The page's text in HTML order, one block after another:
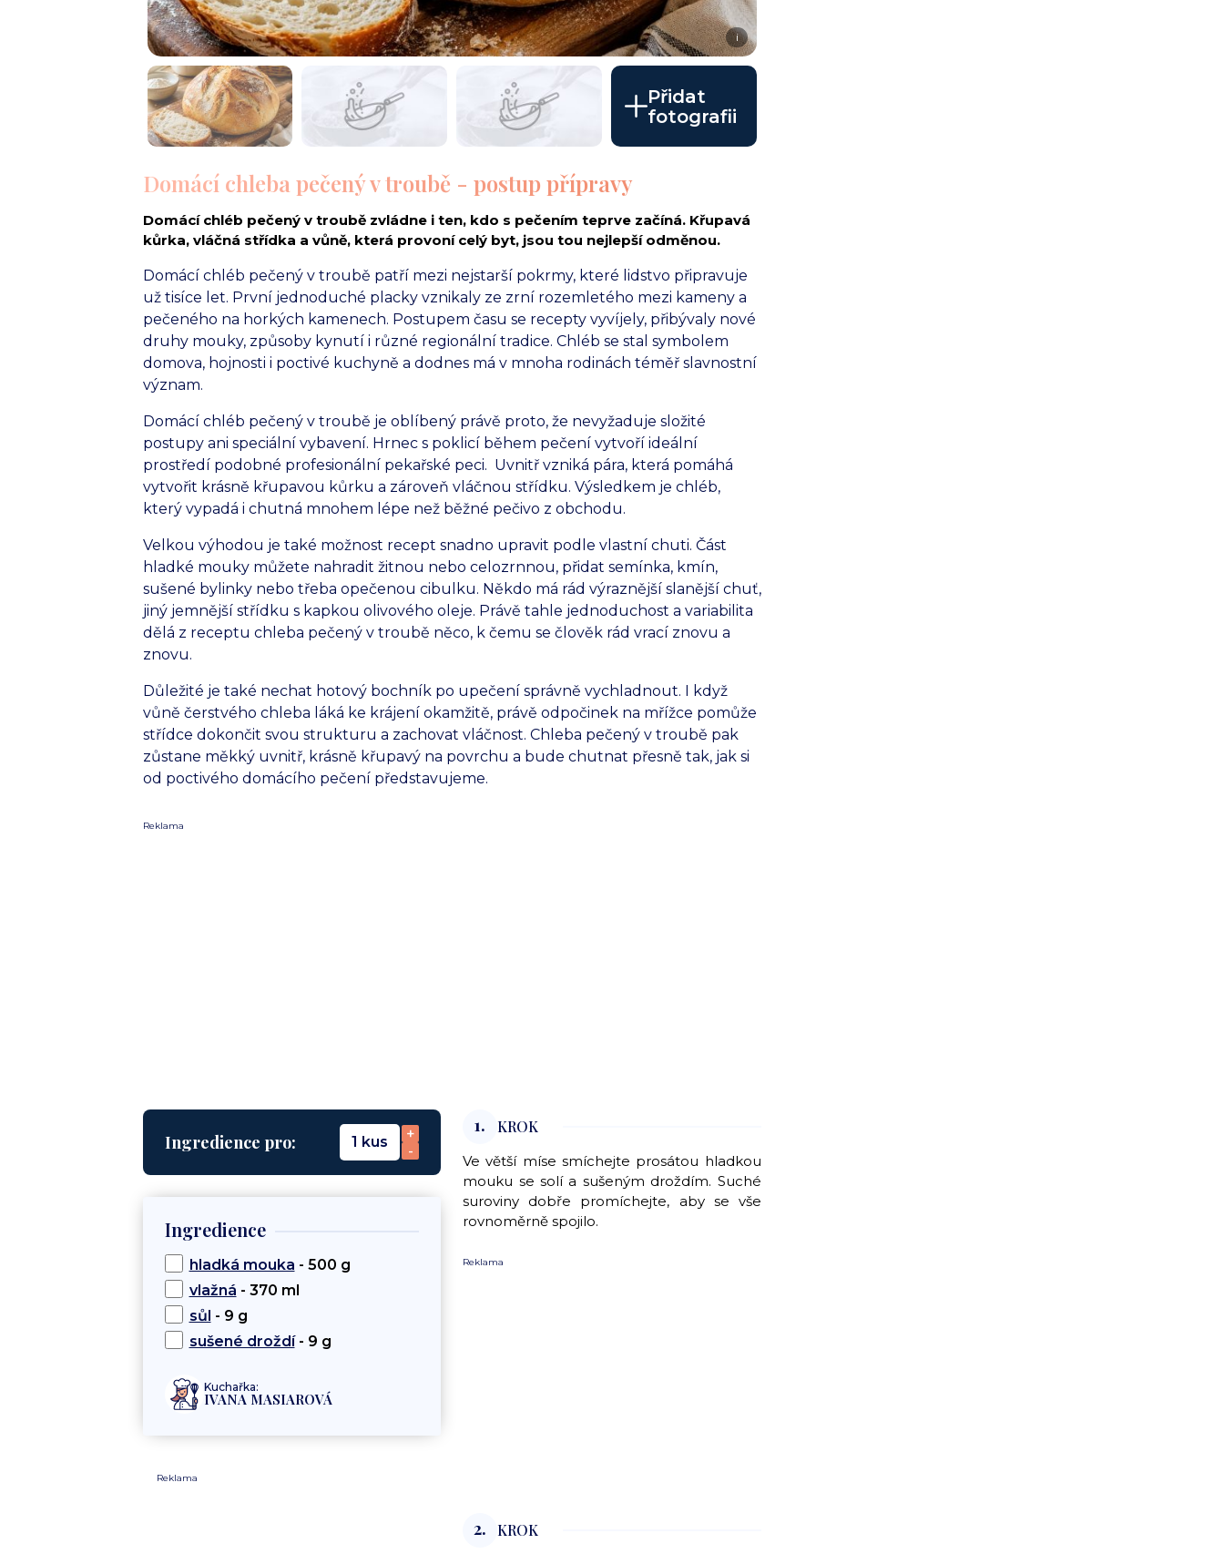
i
Přidat
fotografii
Domácí chleba pečený v troubě - postup přípravy
Domácí chléb pečený v troubě zvládne i ten, kdo s pečením teprve začíná. Křupavá
kůrka, vláčná střídka a vůně, která provoní celý byt, jsou tou nejlepší odměnou.
Domácí chléb pečený v troubě patří mezi nejstarší pokrmy, které lidstvo připravuje
už tisíce let. První jednoduché placky vznikaly ze zrní rozemletého mezi kameny a
pečeného na horkých kamenech. Postupem času se recepty vyvíjely, přibývaly nové
druhy mouky, způsoby kynutí i různé regionální tradice. Chléb se stal symbolem
domova, hojnosti i poctivé kuchyně a dodnes má v mnoha rodinách téměř slavnostní
význam.
Domácí chléb pečený v troubě je oblíbený právě proto, že nevyžaduje složité
postupy ani speciální vybavení. Hrnec s poklicí během pečení vytvoří ideální
prostředí podobné profesionální pekařské peci. Uvnitř vzniká pára, která pomáhá
vytvořit krásně křupavou kůrku a zároveň vláčnou střídku. Výsledkem je chléb,
který vypadá i chutná mnohem lépe než běžné pečivo z obchodu.
Velkou výhodou je také možnost recept snadno upravit podle vlastní chuti. Část
hladké mouky můžete nahradit žitnou nebo celozrnnou, přidat semínka, kmín,
sušené bylinky nebo třeba opečenou cibulku. Někdo má rád výraznější slanější chuť,
jiný jemnější střídku s kapkou olivového oleje. Právě tahle jednoduchost a variabilita
dělá z receptu chleba pečený v troubě něco, k čemu se člověk rád vrací znovu a
znovu.
Důležité je také nechat hotový bochník po upečení správně vychladnout. I když
vůně čerstvého chleba láká ke krájení okamžitě, právě odpočinek na mřížce pomůže
střídce dokončit svou strukturu a zachovat vláčnost. Chleba pečený v troubě pak
zůstane měkký uvnitř, krásně křupavý na povrchu a bude chutnat přesně tak, jak si
od poctivého domácího pečení představujeme.
Reklama
Ingredience pro: 1 kus
+
-
Ingredience
hladká mouka - 500 g
vlažná - 370 ml
sůl - 9 g
sušené droždí- 9 g
Kuchařka:
IVANA MASIAROVÁ
Reklama
1. KROK
Ve větší míse smíchejte prosátou hladkou
mouku se solí a sušeným droždím. Suché
suroviny dobře promíchejte, aby se vše
rovnoměrně spojilo.
Reklama
2. KROK